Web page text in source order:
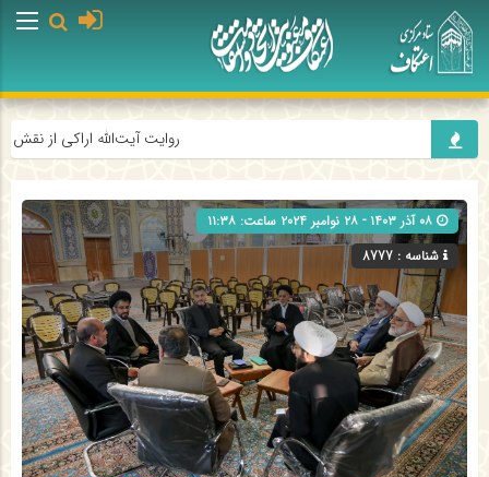
روایت آیت‌الله اراکی از نقش
شناسه : 8777